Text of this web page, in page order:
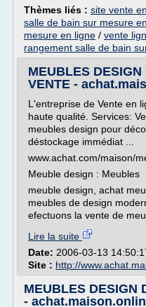
Thèmes liés : site vente
salle de bain sur mesure
mesure en ligne / vente
rangement salle de bain
MEUBLES
VENTE -
L'entreprise de Vente en
haute qualité. Services:
meubles design pour
déstockage immédiat ...
www.achat.com/maison/
Meuble design : Meubles
meuble design, achat
meubles de design
efectuons la vente de
Lire la suite
Date: 2006-03-13
Site : http://
MEUBLES DESIGN
-